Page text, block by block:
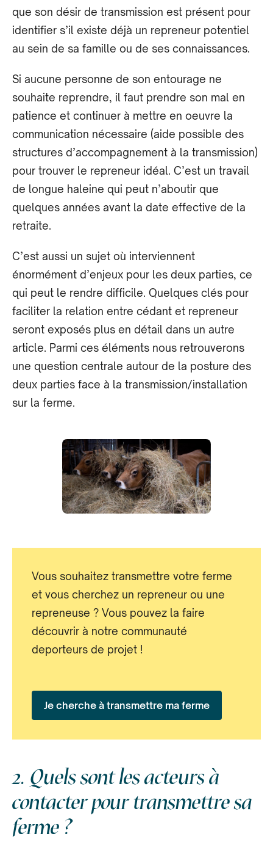
que son désir de transmission est présent pour
identifier s’il existe déjà un repreneur potentiel
au sein de sa famille ou de ses connaissances.
Si aucune personne de son entourage ne
souhaite reprendre, il faut prendre son mal en
patience et continuer à mettre en œuvre la
communication nécessaire (aide possible des
structures d’accompagnement à la transmission)
pour trouver le repreneur idéal. C’est un travail
de longue haleine qui peut n’aboutir que
quelques années avant la date effective de la
retraite.
C’est aussi un sujet où interviennent
énormément d’enjeux pour les deux parties, ce
qui peut le rendre difficile. Quelques clés pour
faciliter la relation entre cédant et repreneur
seront exposés plus en détail dans un autre
article. Parmi ces éléments nous retrouverons
une question centrale autour de la posture des
deux parties face à la transmission/installation
sur la ferme.
Vous souhaitez transmettre votre ferme
et vous cherchez un repreneur ou une
repreneuse ? Vous pouvez la faire
découvrir à notre communauté
deporteurs de projet !
Je cherche à transmettre ma ferme
2. Quels sont les acteurs à
contacter pour transmettre sa
ferme ?